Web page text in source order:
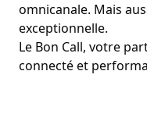
omnicanale. Mais
exceptionnelle.
Le Bon Call, votre
connecté et